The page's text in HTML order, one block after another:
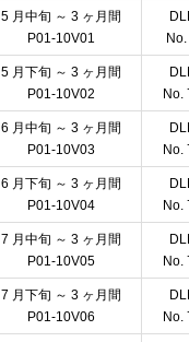
5 月中旬 ～ 3 ヶ月間
P01-10V01
5 月下旬 ～ 3 ヶ月間
P01-10V02
No.
6 月中旬 ～ 3 ヶ月間
P01-10V03
No.
6 月下旬 ～ 3 ヶ月間
P01-10V04
No.
7 月中旬 ～ 3 ヶ月間
P01-10V05
No.
7 月下旬 ～ 3 ヶ月間
P01-10V06
No.